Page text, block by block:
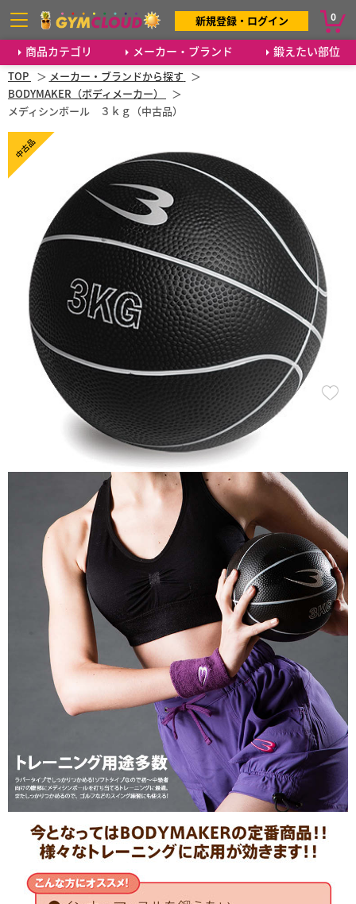
商品カテゴリ メーカー・ブランド 鍛えたい部位
新規登録・ログイン 0
TOP
メーカー・ブランドから探す
BODYMAKER（ボディメーカー）
メディシンボール ３ｋｇ（中古品）
中古品